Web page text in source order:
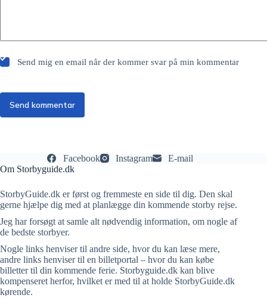
Send mig en email når der kommer svar på min kommentar
Send kommentar
Facebook Instagram
E-mail
Om Storbyguide.dk
StorbyGuide.dk er først og fremmeste en side til dig. Den skal
gerne hjælpe dig med at planlægge din kommende storby rejse.
Jeg har forsøgt at samle alt nødvendig information, om nogle af
de bedste storbyer.
Nogle links henviser til andre side, hvor du kan læse mere,
andre links henviser til en billetportal – hvor du kan købe
billetter til din kommende ferie. Storbyguide.dk kan blive
kompenseret herfor, hvilket er med til at holde StorbyGuide.dk
kørende.